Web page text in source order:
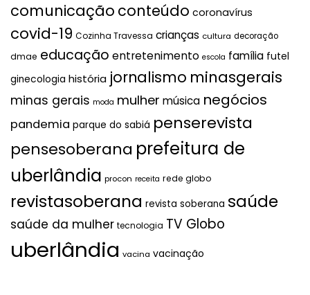
comunicação conteúdo coronavírus
covid-19 Cozinha Travessa crianças cultura decoração
dmae educação entretenimento escola família futel
ginecologia história jornalismo minasgerais
minas gerais moda mulher música negócios
pandemia parque do sabiá penserevista
pensesoberana prefeitura de
uberlândia procon receita rede globo
revistasoberana revista soberana saúde
saúde da mulher tecnologia TV Globo
uberlândia vacina vacinação